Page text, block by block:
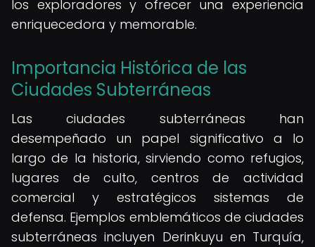
los exploradores y ofrecer una experiencia
enriquecedora y memorable.
Importancia Histórica de las
Ciudades Subterráneas
Las ciudades subterráneas han
desempeñado un papel significativo a lo
largo de la historia, sirviendo como refugios,
lugares de culto, centros de actividad
comercial y estratégicos sistemas de
defensa. Ejemplos emblemáticos de ciudades
subterráneas incluyen Derinkuyu en Turquía,